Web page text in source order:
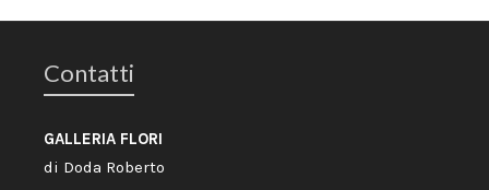
Contatti
GALLERIA FLORI
di Doda Roberto